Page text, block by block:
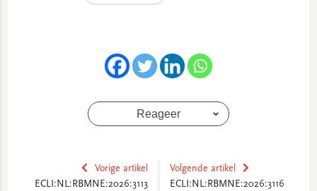
Reageer
Vorige artikel
ECLI:NL:RBMNE:2026:3113
Volgende artikel
ECLI:NL:RBMNE:2026:3116